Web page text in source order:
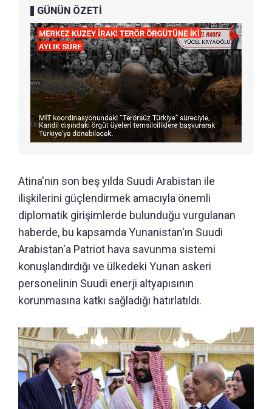
GÜNÜN ÖZETİ
Atina'nın son beş yılda Suudi Arabistan ile
ilişkilerini güçlendirmek amacıyla önemli
diplomatik girişimlerde bulunduğu vurgulanan
haberde, bu kapsamda Yunanistan'ın Suudi
Arabistan'a Patriot hava savunma sistemi
konuşlandırdığı ve ülkedeki Yunan askeri
personelinin Suudi enerji altyapısının
korunmasına katkı sağladığı hatırlatıldı.